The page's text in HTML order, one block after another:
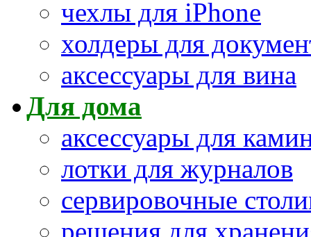
чехлы для iPhone
холдеры для
аксессуары для вина
Для дома
аксессуары для
лотки для журналов
сервировочные